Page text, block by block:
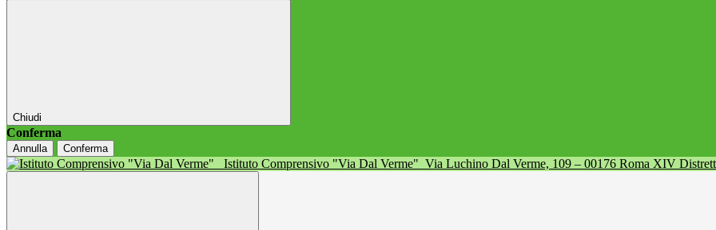
Chiudi
Conferma
Annulla Conferma
Istituto Comprensivo "Via Dal Verme" Via Luchino Dal Verme, 109 – 00176 Roma XIV